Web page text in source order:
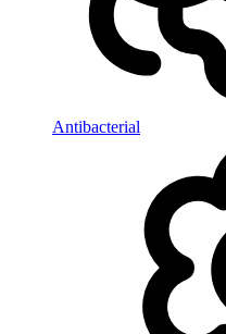
Antibacterial